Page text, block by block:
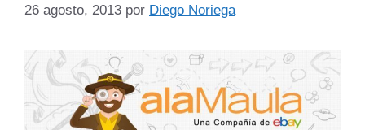
26 agosto, 2013 por Diego Noriega